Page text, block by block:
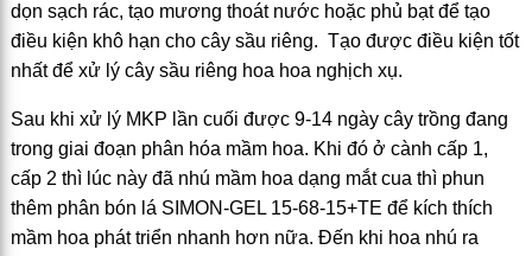
dọn sạch rác, tạo mương thoát nước hoặc phủ bạt để tạo
điều kiện khô hạn cho cây sầu riêng. Tạo được điều kiện tốt
nhất để xử lý cây sầu riêng hoa hoa nghịch xụ.
Sau khi xử lý MKP lần cuối được 9-14 ngày cây trồng đang
trong giai đoạn phân hóa mầm hoa. Khi đó ở cành cấp 1,
cấp 2 thì lúc này đã nhú mầm hoa dạng mắt cua thì phun
thêm phân bón lá SIMON-GEL 15-68-15+TE để kích thích
mầm hoa phát triển nhanh hơn nữa. Đến khi hoa nhú ra